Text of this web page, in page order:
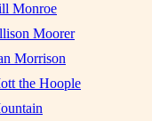
Monroe
Moorer
Morrison
the Hoople